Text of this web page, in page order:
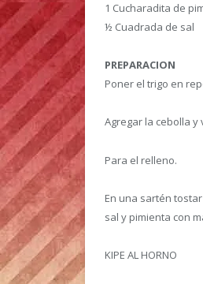
1 Cucharadita de
½ Cuadrada de sal
PREPARACION
Poner el trigo en
Agregar la cebolla
Para el relleno.
En una sartén
sal y pimienta con
KIPE AL HORNO